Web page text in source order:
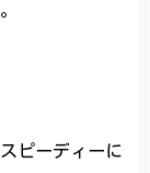
ピーディーに